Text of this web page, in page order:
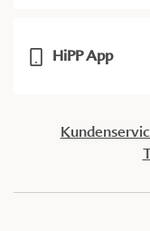
HiPP App